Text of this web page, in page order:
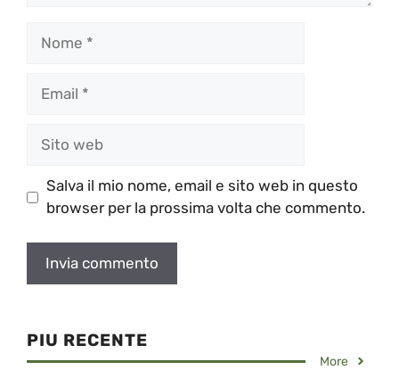
Salva il mio nome, email e sito web in questo
browser per la prossima volta che commento.
PIU RECENTE
More